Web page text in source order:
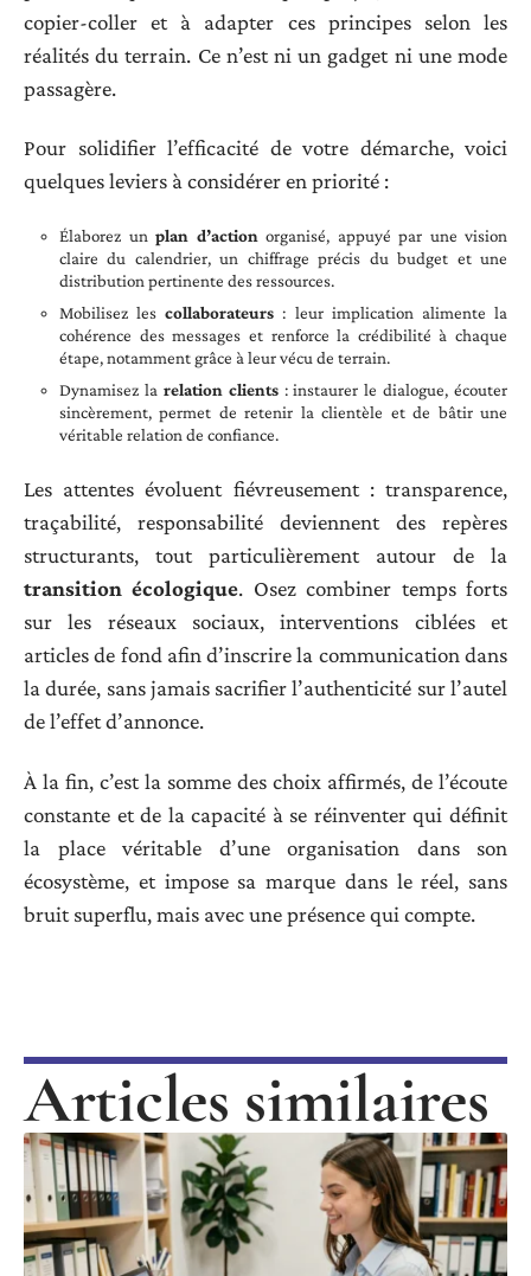
copier-coller et à adapter ces principes selon les
réalités du terrain. Ce n’est ni un gadget ni une mode
passagère.
Pour solidifier l’efficacité de votre démarche, voici
quelques leviers à considérer en priorité :
Élaborez un plan d’action organisé, appuyé par une vision
claire du calendrier, un chiffrage précis du budget et une
distribution pertinente des ressources.
Mobilisez lescollaborateurs : leur implication alimente la
cohérence des messages et renforce la crédibilité à chaque
étape, notamment grâce à leur vécu de terrain.
Dynamisez la relation clients: instaurer le dialogue, écouter
sincèrement, permet de retenir la clientèle et de bâtir une
véritable relation de confiance.
Les attentes évoluent fiévreusement : transparence,
traçabilité, responsabilité deviennent des repères
structurants, tout particulièrement autour de la
transition écologique. Osez combiner temps forts
sur les réseaux sociaux, interventions ciblées et
articles de fond afin d’inscrire la communication dans
la durée, sans jamais sacrifier l’authenticité sur l’autel
de l’effet d’annonce.
À la fin, c’est la somme des choix affirmés, de l’écoute
constante et de la capacité à se réinventer qui définit
la place véritable d’une organisation dans son
écosystème, et impose sa marque dans le réel, sans
bruit superflu, mais avec une présence qui compte.
Articles similaires